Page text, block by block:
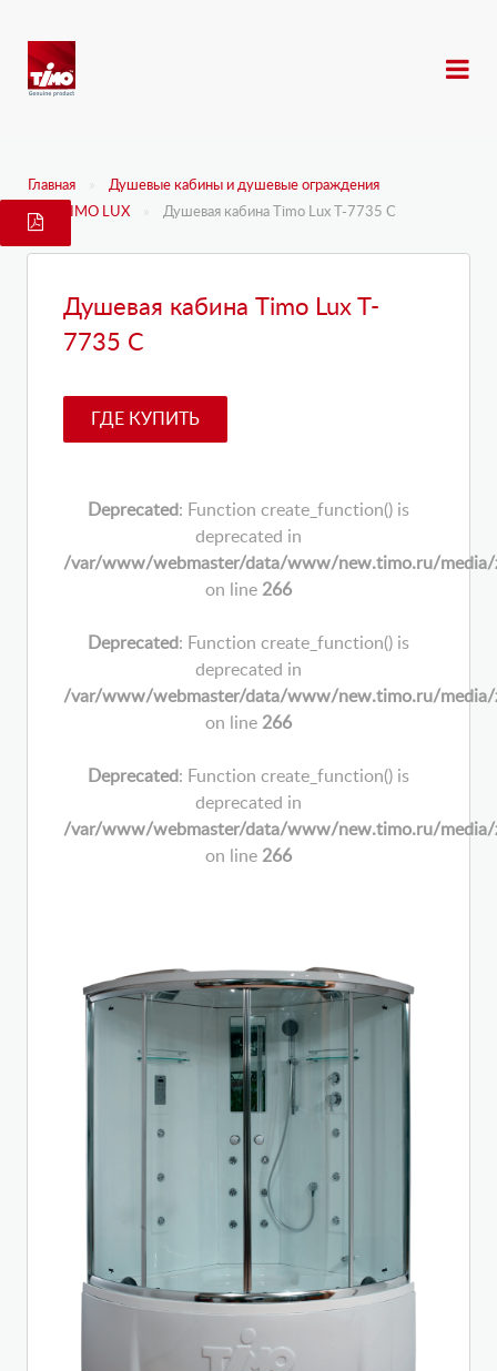
Главная
Душевые кабины и душевые ограждения
TIMO LUX
Душевая кабина Timo Lux T-7735 C
Душевая кабина Timo Lux T-
7735 C
ГДЕ КУПИТЬ
Deprecated: Function create_function() is
deprecated in
/var/www/webmaster/data/www/new.timo.ru/media/
on line 266
Deprecated: Function create_function() is
deprecated in
/var/www/webmaster/data/www/new.timo.ru/media/
on line 266
Deprecated: Function create_function() is
deprecated in
/var/www/webmaster/data/www/new.timo.ru/media/
on line 266